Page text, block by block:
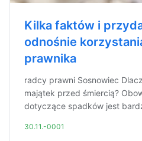
Kilka faktów i
odnośnie
prawnika
radcy prawni Sosnowiec
majątek przed śmiercią?
dotyczące spadków jest
30.11.-0001